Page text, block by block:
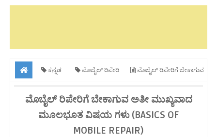
ಕನ್ನಡ ಮೊಬೈಲ್ ರಿಪೇರಿ ಮೊಬೈಲ್ ರಿಪೇರಿಗೆ ಬೇಕಾಗುವ
ಮೊಬೈಲ್ ರಿಪೇರಿಗೆ ಬೇಕಾಗುವ ಅತೀ ಮುಖ್ಯವಾದ
ಮೂಲಭೂತ ವಿಷಯ ಗಳು (BASICS OF
MOBILE REPAIR)